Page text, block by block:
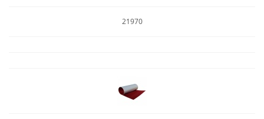
21970